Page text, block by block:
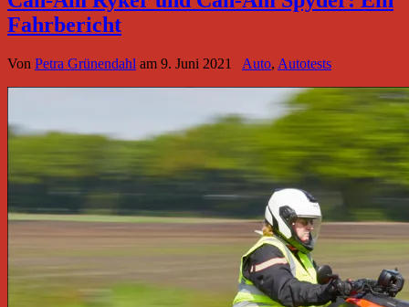
Fahrbericht
Von Petra Grünendahl am 9. Juni 2021 Auto, Autotests